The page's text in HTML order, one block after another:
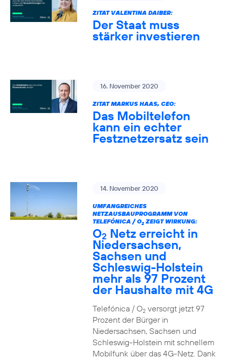
ZITAT VALENTINA DAIBER:
Der Staat muss
stärker investieren
16. November 2020
ZITAT MARKUS HAAS, CEO:
Das Mobiltelefon
kann ein echter
Festznetzersatz sein
14. November 2020
UMFANGREICHES
NETZAUSBAUPROGRAMM VON
TELEFÓNICA / O2ZEIGT WIRKUNG:
O2 Netz erreicht in
Niedersachsen,
Sachsen und
Schleswig-Holstein
mehr als 97 Prozent
der Haushalte mit 4G
Telefónica / O2versorgt jetzt 97
Prozent der Bürger in
Niedersachsen, Sachsen und
Schleswig-Holstein mit schnellem
Mobilfunk über das 4G-Netz. Dank